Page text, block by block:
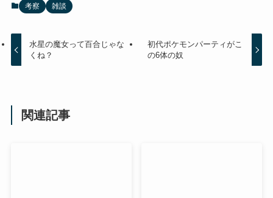
考察 雑談
水星の魔女って百合じゃな
くね？
初代ポケモンパーティがこ
の6体の奴
関連記事